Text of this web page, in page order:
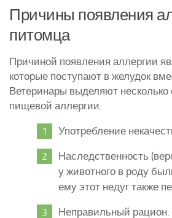
Причины появления
питомца
Причиной появления аллергии
которые поступают в желудок
Ветеринары выделяют
пищевой аллергии:
Употребление
Наследственность
у животного в роду
ему этот недуг также
Неправильный рацион.